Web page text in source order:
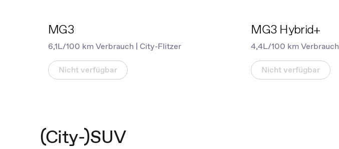
MG3
6,1L/100 km Verbrauch | City-Flitzer
Nicht verfügbar
MG3 Hybrid+
4,4L/100 km
Nicht verfügbar
(City-)SUV